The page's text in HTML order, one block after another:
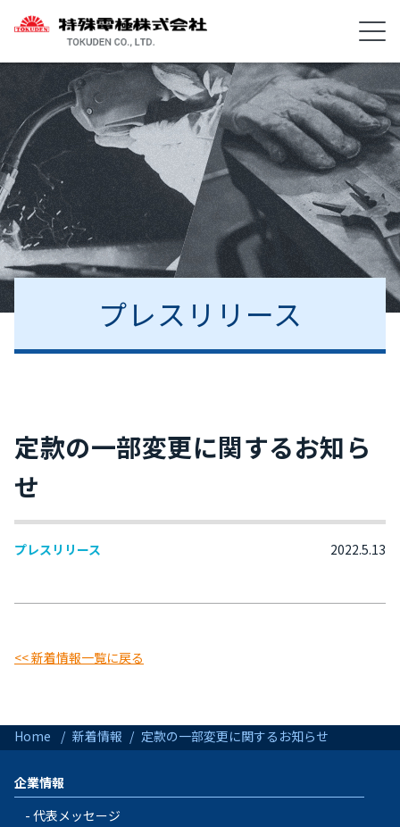
プレスリリース
定款の一部変更に関するお知ら
せ
プレスリリース 2022.5.13
<< 新着情報一覧に戻る
Home 新着情報 定款の一部変更に関するお知らせ
企業情報
代表メッセージ